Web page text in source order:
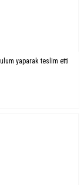
yaparak teslim etti